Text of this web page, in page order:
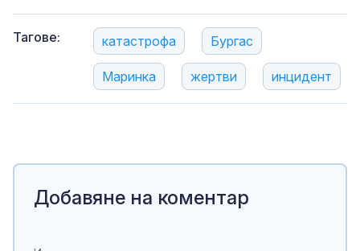
Тагове: катастрофа Бургас
Маринка жертви инцидент
Добавяне на коментар